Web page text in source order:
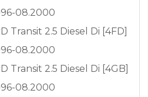
08.2000
Transit 2.5 Diesel Di [4FD]
08.2000
Transit 2.5 Diesel Di [4GB]
08.2000